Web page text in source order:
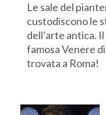
Le sale del
custodiscono le
dell’arte antica.
famosa Venere
trovata a Roma!